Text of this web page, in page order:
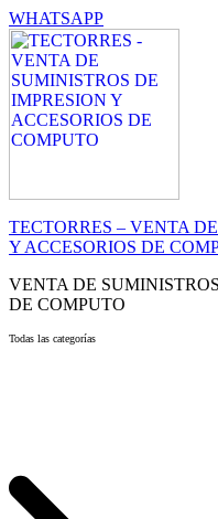
WHATSAPP
TECTORRES – VENTA
Y ACCESORIOS DE
VENTA DE
DE COMPUTO
Todas las categorías